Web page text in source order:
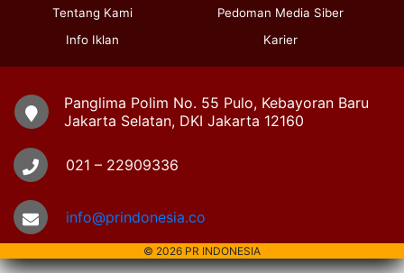
Tentang Kami
Info Iklan
Pedoman Media Siber
Karier
Panglima Polim No. 55 Pulo, Kebayoran Baru
Jakarta Selatan, DKI Jakarta 12160
021 – 22909336
info@prindonesia.co
© 2026 PR INDONESIA